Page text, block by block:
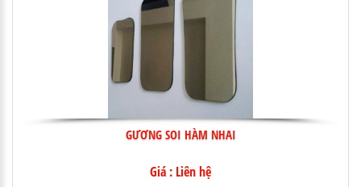
GƯƠNG SOI HÀM NHAI
Giá : Liên hệ